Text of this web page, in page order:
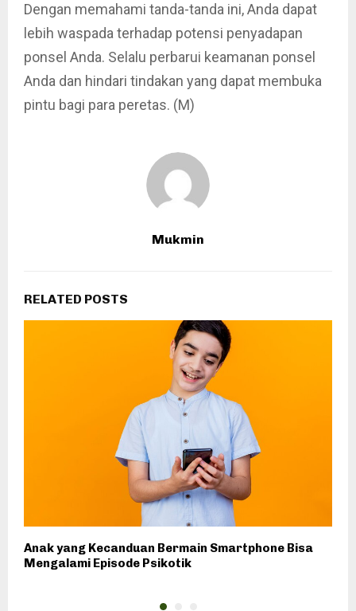
Dengan memahami tanda-tanda ini, Anda dapat
lebih waspada terhadap potensi penyadapan
ponsel Anda. Selalu perbarui keamanan ponsel
Anda dan hindari tindakan yang dapat membuka
pintu bagi para peretas. (M)
Mukmin
RELATED POSTS
Anak yang Kecanduan Bermain Smartphone Bisa
Mengalami Episode Psikotik